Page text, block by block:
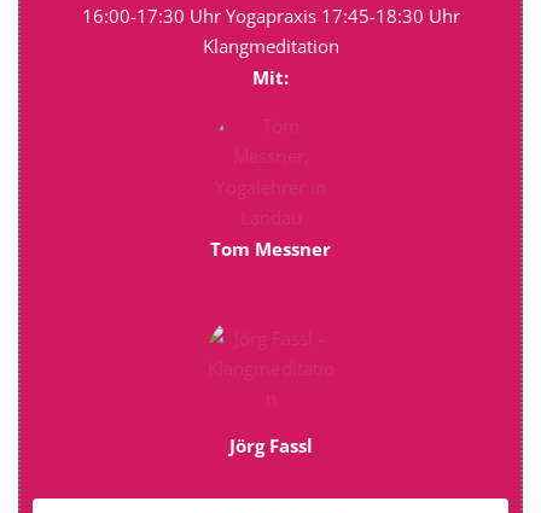
16:00-17:30 Uhr Yogapraxis 17:45-18:30 Uhr
Klangmeditation
Mit:
Tom Messner
Jörg Fassl